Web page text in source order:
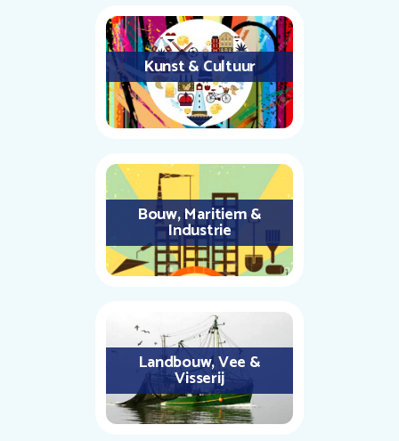
Kunst & Cultuur
Bouw, Maritiem &
Industrie
Landbouw, Vee &
Visserij